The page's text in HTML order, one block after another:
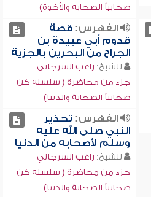
صحابياً الصحابة والأخوة)
الفهرس:قصة
قدوم أبي عبيدة بن
الجراح من البحرين بالجزية
للشيخ: راغب السرجاني
جزء من محاضرة ( سلسلة كن
صحابياً الصحابة والدنيا)
الفهرس: تحذير
النبي صلى الله عليه
وسلم لأصحابه من الدنيا
للشيخ: راغب السرجاني
جزء من محاضرة ( سلسلة كن
صحابياً الصحابة والدنيا)